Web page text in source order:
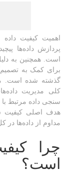
اهمیت کیفیت
پردازش داده‌ها
است. همچنین به
برای کمک به
گذشته شده است.
کلی مدیریت
سنجی داده مرتبط
هدف اصلی کیفیت
مداوم از داده‌ها
چرا
است؟